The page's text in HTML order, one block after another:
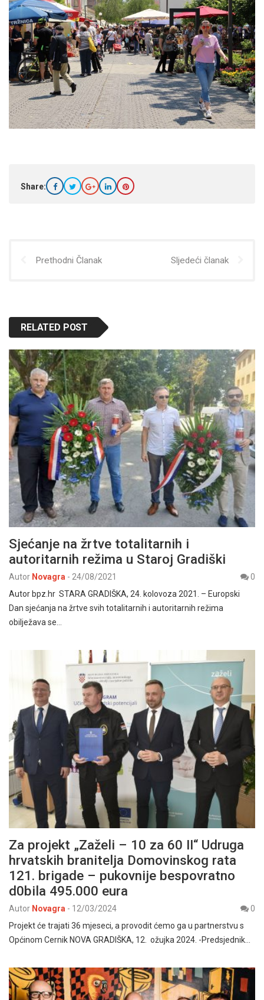
Share:
Prethodni Članak Sljedeći članak
RELATED POST
Sjećanje na žrtve totalitarnih i
autoritarnih režima u Staroj Gradiški
Autor Novagra - 24/08/2021
0
Autor bpz.hr STARA GRADIŠKA, 24. kolovoza 2021. – Europski
Dan sjećanja na žrtve svih totalitarnih i autoritarnih režima
obilježava se…
Za projekt „Zaželi – 10 za 60 II“ Udruga
hrvatskih branitelja Domovinskog rata
121. brigade – pukovnije bespovratno
d0bila 495.000 eura
Autor Novagra - 12/03/2024
0
Projekt će trajati 36 mjeseci, a provodit ćemo ga u partnerstvu s
Općinom Cernik NOVA GRADIŠKA, 12. ožujka 2024. -Predsjednik…